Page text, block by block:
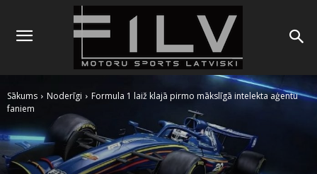
Sākums Noderīgi
Formula 1 laiž klajā pirmo mākslīgā intelekta aģentu
faniem